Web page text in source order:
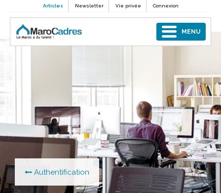
Articles Newsletter Vie privée Connexion
MENU
Authentification